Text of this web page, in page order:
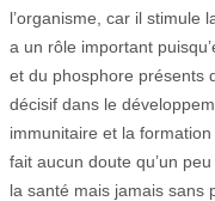
l’organisme, car il stimule
a un rôle important
et du phosphore présents
décisif dans le
immunitaire et la
fait aucun doute qu’un
la santé mais jamais sans